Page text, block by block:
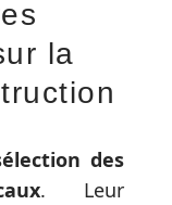
la
des
. Leur